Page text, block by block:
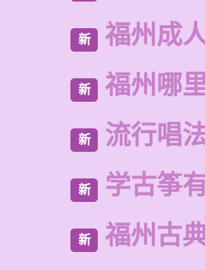
新 福州成
新 福州哪
新 流行唱
新 学古筝
新 福州古